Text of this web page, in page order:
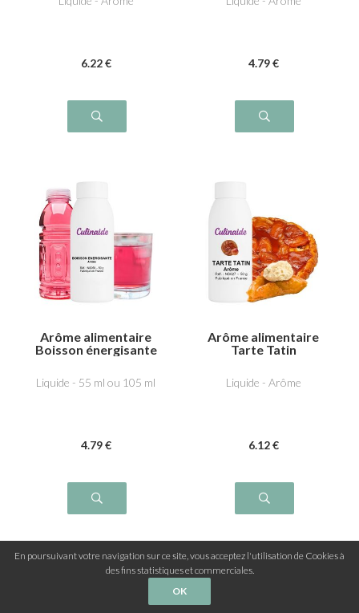
6.22 € 4.79 €
Arôme alimentaire
Boisson énergisante
Liquide - 55 ml ou 105 ml
4.79 €
Arôme alimentaire
Tarte Tatin
Liquide - Arôme
6.12 €
En poursuivant votre navigation sur ce site, vous acceptez l'utilisation de Cookies à
des fins statistiques et commerciales.
OK